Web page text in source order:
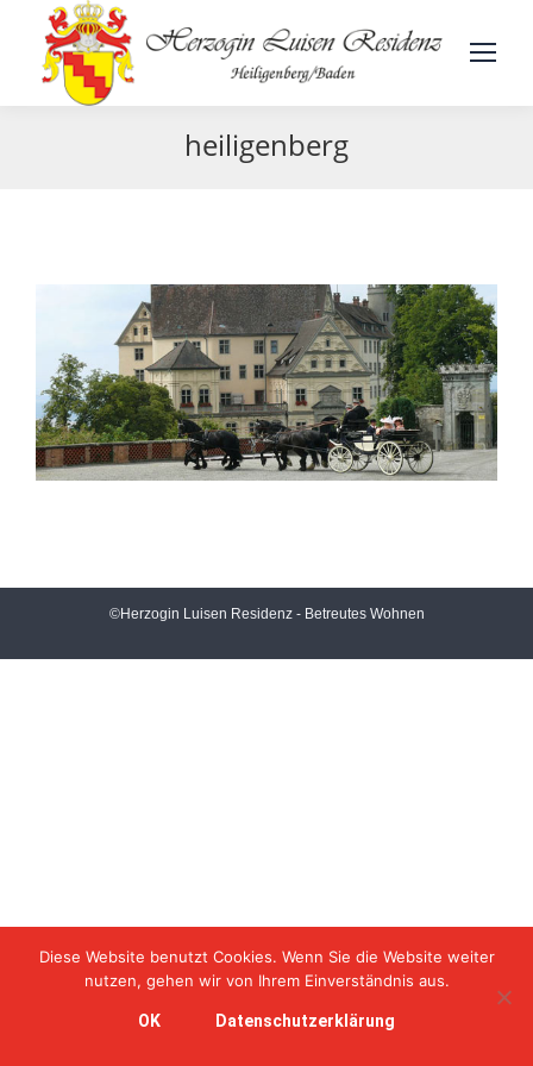
heiligenberg
©Herzogin Luisen Residenz - Betreutes Wohnen
Diese Website benutzt Cookies. Wenn Sie die Website weiter
nutzen, gehen wir von Ihrem Einverständnis aus.
OK Datenschutzerklärung